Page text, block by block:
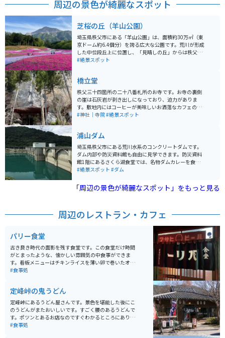
周辺の景色が綺麗なスポット
芝桜の丘（羊山公園）
埼玉県秩父市にある「羊山公園」は、面積約30万㎡（東
京ドーム約6.4個分）を誇る広大な公園です。荒川が形成
した中位段丘上に位置し、「見晴しの丘」からは秩父市
街地や奥秩父の山々を一望できます。武甲山の北に連な
の父」と呼ばれる造園家・本多静六博士が関わったとさ
れています。春には芝桜の名所として知られ、ゴールデ
ンウィークには見ごろを迎え多くの観光客やライダーが
訪れます。園内には秩父の特産品を扱う店や軽食コーナ
ーもあり、動物とふれあえるエリアもあるなど、自然と
#絶景スポット
橋立堂
秩父三十四箇所の二十八番札所のお寺です。お寺の裏側
の崖は石灰岩が剥き出しになっており、迫力がありま
す。敷地内にはコーヒーが美味しいお洒落なカフェのほ
か、鍾乳洞もあり、旅の途中の休憩に立ち寄るにはちょ
#神社｜寺院#絶景スポット
浦山ダム
埼玉県秩父市にある荒川水系のコンクリートダムです。
ダム内部や防災資料館も自由に見学できます。防災資料
館1階にあるさくら湖食堂では、名物ダムカレーを食べ
ることができます。ドラマなどの撮影にも使われている
で続いています。浦山ダムで有名な500段階段です。
#絶景スポット #ダム
「周辺の景色が綺麗なスポット」をもっと見る
周辺のレストラン・カフェ
パリー食堂
古き良き時代の面影を残す食堂です。この食堂だけ時間
がとまったような、懐かしい雰囲気の中食事ができま
す。看板メニューはチキンライスを薄い卵で巻いたオム
ライスです。値段もお手頃で駅からも近いおすすめのお
#食事処
定峰峠の鬼うどん
定峰峠にあるうどん屋さんです。景色を堪能した後にこ
のうどんがまたおいしいです。すごく腰のあるうどんで
す。ポツンとあるお店なのですぐわかるところにありま
す。車の人からバイクの人までたくさんの人で混んでい
#食事処